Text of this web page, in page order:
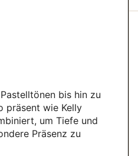
bis hin zu
präsent wie Kelly
um Tiefe und
Präsenz zu